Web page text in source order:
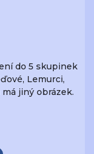
do 5 skupinek
Lemurci,
jiný obrázek.